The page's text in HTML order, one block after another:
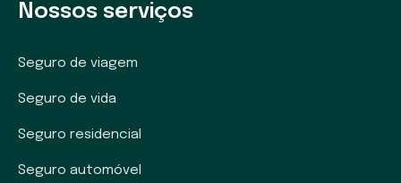
Nossos serviços
Seguro de viagem
Seguro de vida
Seguro residencial
Seguro automóvel